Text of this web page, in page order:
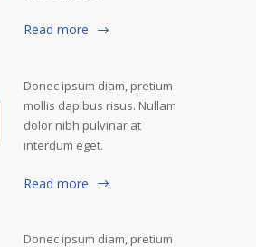
Read more
Donec ipsum diam, pretium
mollis dapibus risus. Nullam
dolor nibh pulvinar at
interdum eget.
Read more
Donec ipsum diam, pretium